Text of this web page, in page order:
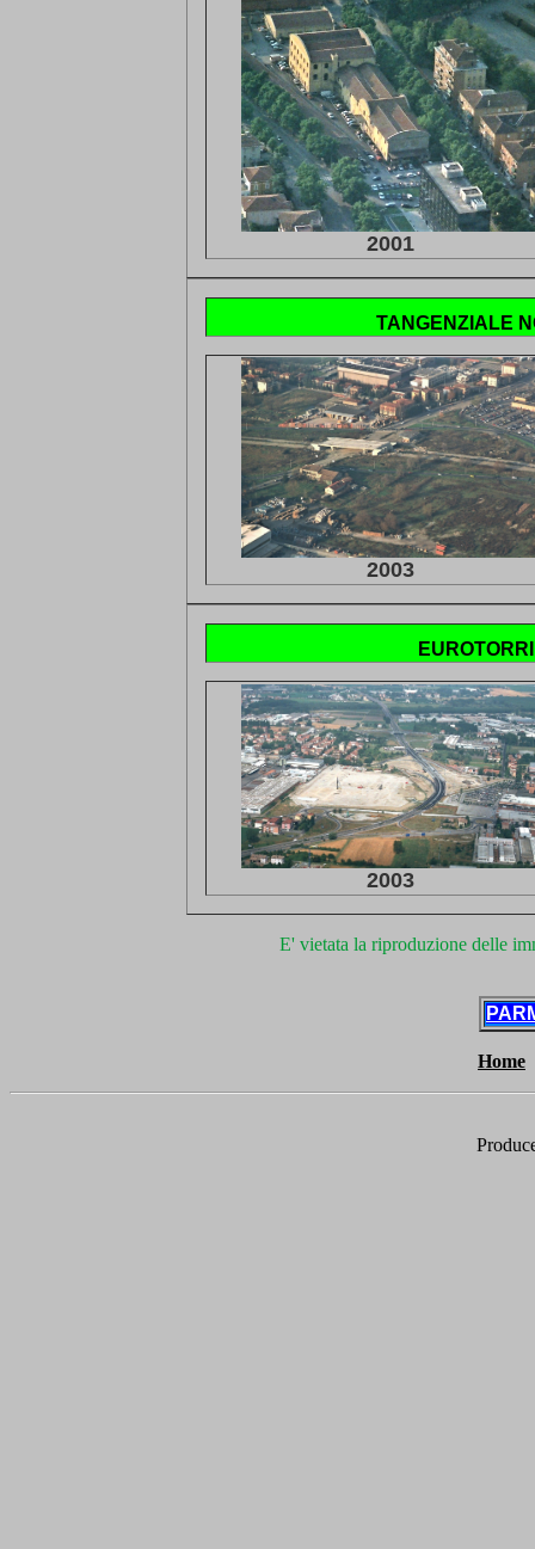
2001
TANGENZIALE
2003
EUROTORRI
2003
E' vietata la riproduzione delle
Home